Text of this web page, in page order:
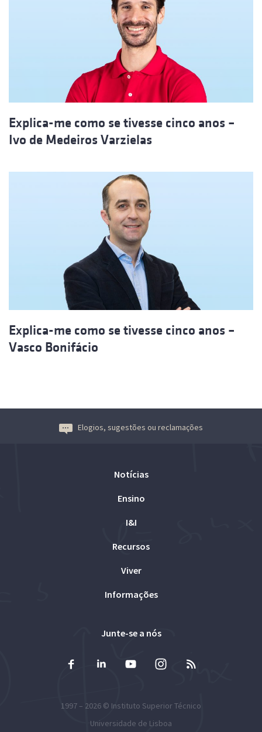
Explica-me como se tivesse cinco anos –
Ivo de Medeiros Varzielas
Explica-me como se tivesse cinco anos –
Vasco Bonifácio
Elogios, sugestões ou reclamações
Notícias
Ensino
I&I
Recursos
Viver
Informações
Junte-se a nós
1997 – 2026 © Instituto Superior Técnico
Universidade de Lisboa